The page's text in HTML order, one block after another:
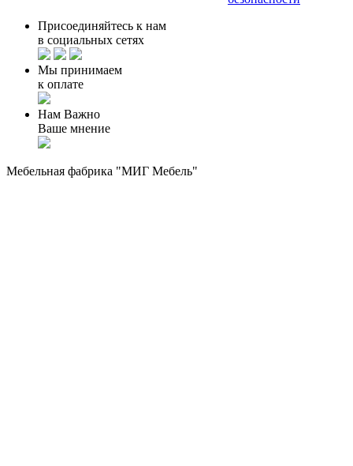
Присоединяйтесь к нам
в социальных сетях
Мы принимаем
к оплате
Нам Важно
Ваше мнение
Мебельная фабрика "МИГ Мебель"